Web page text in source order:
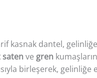
kasnak dantel,
saten ve gren
birleşerek, gelinliğe